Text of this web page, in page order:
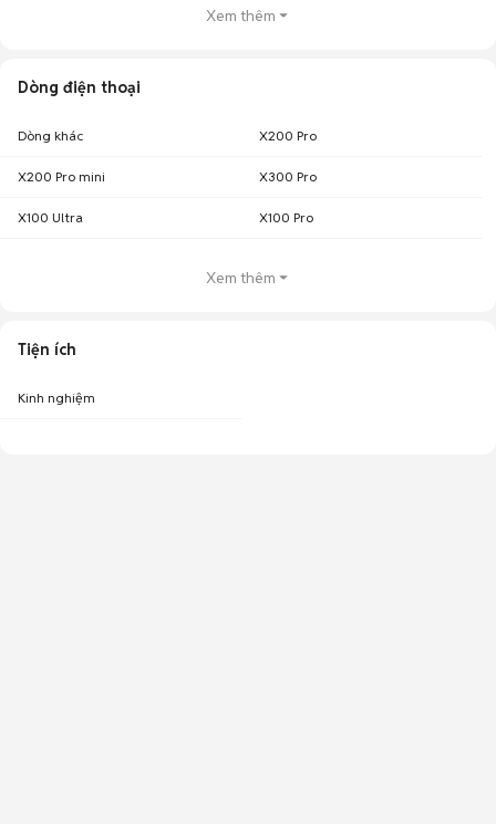
Xem thêm
Dòng điện thoại
Dòng khác X200 Pro
X200 Pro mini X300 Pro
X100 Ultra X100 Pro
Xem thêm
Tiện ích
Kinh nghiệm